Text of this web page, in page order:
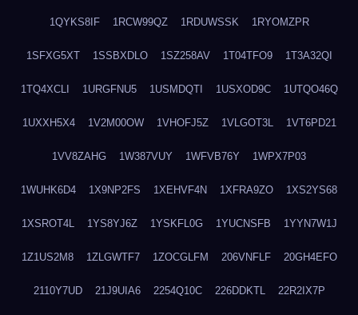
1QYKS8IF 1RCW99QZ 1RDUWSSK 1RYOMZPR
1SFXG5XT 1SSBXDLO 1SZ258AV 1T04TFO9 1T3A32QI
1TQ4XCLI 1URGFNU5 1USMDQTI 1USXOD9C 1UTQO46Q
1UXXH5X4 1V2M00OW 1VHOFJ5Z 1VLGOT3L 1VT6PD21
1VV8ZAHG 1W387VUY 1WFVB76Y 1WPX7P03
1WUHK6D4 1X9NP2FS 1XEHVF4N 1XFRA9ZO 1XS2YS68
1XSROT4L 1YS8YJ6Z 1YSKFL0G 1YUCNSFB 1YYN7W1J
1Z1US2M8 1ZLGWTF7 1ZOCGLFM 206VNFLF 20GH4EFO
2110Y7UD 21J9UIA6 2254Q10C 226DDKTL 22R2IX7P